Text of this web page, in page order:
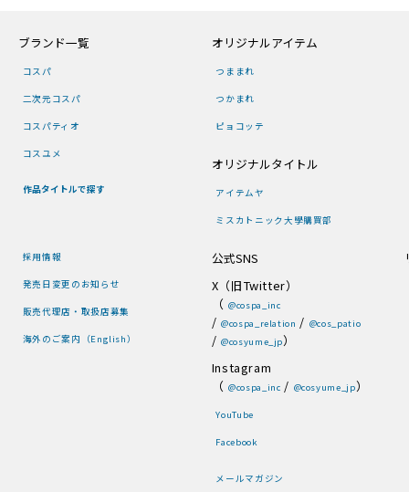
ブランド一覧
コスパ
二次元コスパ
コスパティオ
コスユメ
作品タイトルで探す
オリジナルアイテム
つままれ
つかまれ
ピョコッテ
オリジナルタイトル
アイテムヤ
ミスカトニック大學購買部
採用情報
発売日変更のお知らせ
販売代理店・取扱店募集
海外のご案内（English）
公式SNS
X（旧Twitter）
（ @cospa_inc
/ @cospa_relation / @cos_patio
/ @cosyume_jp）
Instagram
（ @cospa_inc / @cosyume_jp）
YouTube
Facebook
メールマガジン